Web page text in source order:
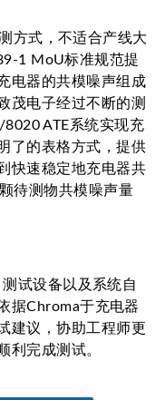
方式，不适合产线大
1 MoU标准规范提
电器的共模噪声组成
茂电子经过不断的测
ATE系统实现充
了的表格方式，提供
快速稳定地充电器共
待测物共模噪声量
试设备以及系统自
据Chroma于充电器
建议，协助工程师更
利完成测试。